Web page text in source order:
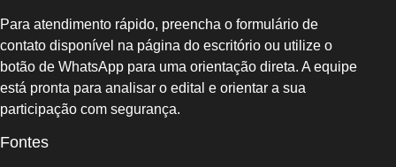
Para atendimento rápido, preencha o formulário de
contato disponível na página do escritório ou utilize o
botão de WhatsApp para uma orientação direta. A equipe
está pronta para analisar o edital e orientar a sua
participação com segurança.
Fontes